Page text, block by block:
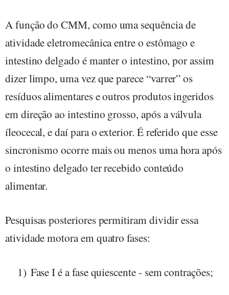
A função do CMM, como uma sequência de
atividade eletromecânica entre o estômago e
intestino delgado é manter o intestino, por assim
dizer limpo, uma vez que parece “varrer” os
resíduos alimentares e outros produtos ingeridos
em direção ao intestino grosso, após a válvula
íleocecal, e daí para o exterior. É referido que esse
sincronismo ocorre mais ou menos uma hora após
o intestino delgado ter recebido conteúdo
alimentar.
Pesquisas posteriores permitiram dividir essa
atividade motora em quatro fases:
1) Fase I é a fase quiescente - sem contrações;